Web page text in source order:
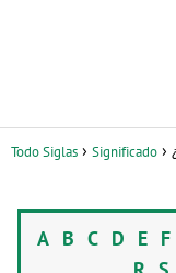
Todo Siglas Significado
A B C D E F